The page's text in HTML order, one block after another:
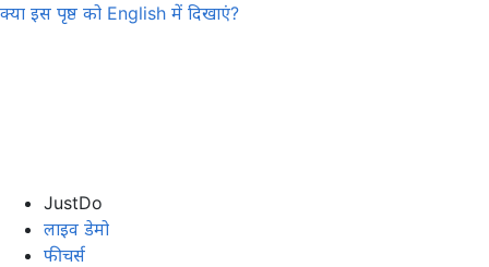
क्या इस पृष्ठ को English में दिखाएं?
JustDo
लाइव डेमो
फीचर्स